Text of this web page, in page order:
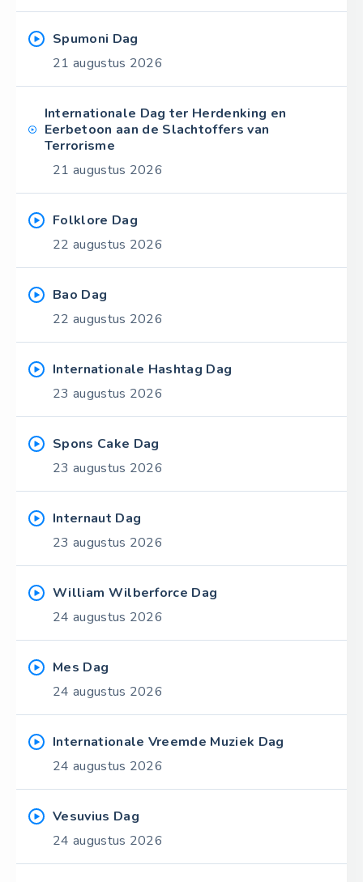
Spumoni Dag
21 augustus 2026
Internationale Dag ter Herdenking en
Eerbetoon aan de Slachtoffers van
Terrorisme
21 augustus 2026
Folklore Dag
22 augustus 2026
Bao Dag
22 augustus 2026
Internationale Hashtag Dag
23 augustus 2026
Spons Cake Dag
23 augustus 2026
Internaut Dag
23 augustus 2026
William Wilberforce Dag
24 augustus 2026
Mes Dag
24 augustus 2026
Internationale Vreemde Muziek Dag
24 augustus 2026
Vesuvius Dag
24 augustus 2026